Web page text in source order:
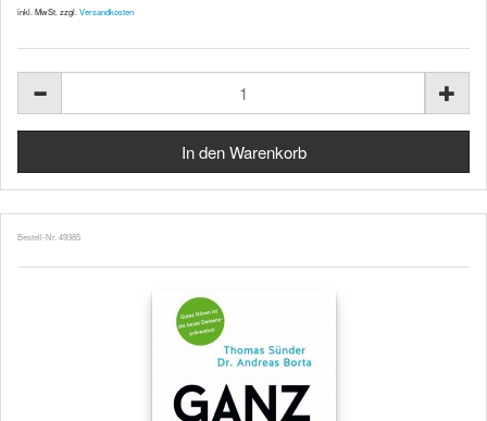
inkl. MwSt. zzgl. Versandkosten
Bestell-Nr. 49385